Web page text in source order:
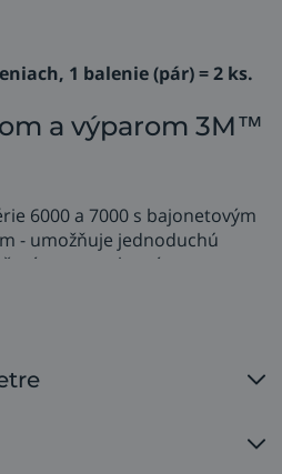
1 balenie (pár) = 2 ks.
a výparom 3M™
6000 a 7000 s bajonetovým
- umožňuje jednoduchú
a zacvaknutím,
plyny a pary (okrem
siričitý a
s časticovými filtrami
držiakom 501, čím sa rozšíria